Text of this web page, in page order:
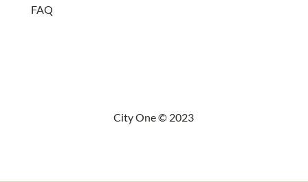
FAQ
City One © 2023